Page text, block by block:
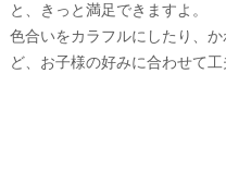
と、きっと満足できますよ。
色合いをカラフルにしたり、
ど、お子様の好みに合わせて工